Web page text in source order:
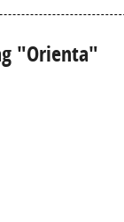
"Orienta"